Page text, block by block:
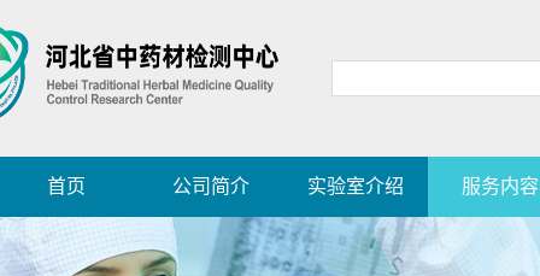
首页 公司简介 实验室介绍 服务内容